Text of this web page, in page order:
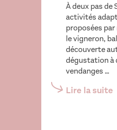
À deux pas de
activités
proposées
le vigneron,
découverte
dégustation à
vendanges …
Lire la suite